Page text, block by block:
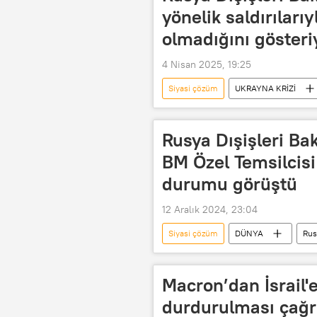
yönelik
olmadığını
4 Nisan 2025, 19:25
Siyasi çözüm UKRAYNA KRİZİ
Ukrayna
Kiev
Rusya Dışişleri
BM Özel
durumu görüştü
12 Aralık 2024, 23:04
Siyasi çözüm DÜNYA
Geir Pedersen
Birleşmiş
BM Güvenlik
Macron’dan
durdurulması